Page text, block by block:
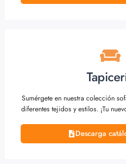
Sumérgete en nuestra colección
diferentes tejidos y estilos. ¡Tu
Descarga